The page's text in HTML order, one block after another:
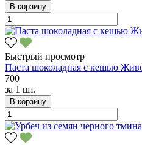
В корзину
Быстрый просмотр
Паста шоколадная с кешью
700
за 1 шт.
В корзину